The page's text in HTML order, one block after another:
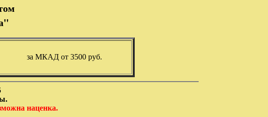
за МКАД от 3500 руб.
наценка.